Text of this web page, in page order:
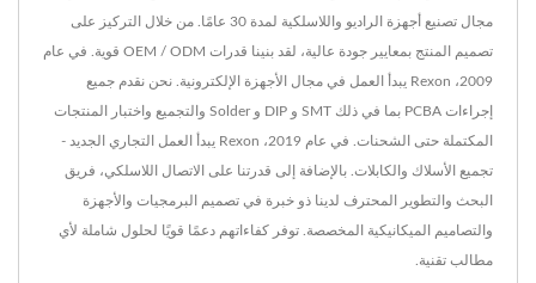
مجال تصنيع أجهزة الراديو واللاسلكية لمدة 30 عامًا. من خلال التركيز على
تصميم المنتج بمعايير جودة عالية، لقد بنينا قدرات OEM / ODM قوية. في عام
2009، Rexon يبدأ العمل في مجال الأجهزة الإلكترونية. نحن نقدم جميع
إجراءات PCBA بما في ذلك SMT و DIP و Solder والتجميع واختبار المنتجات
المكتملة حتى الشحنات. في عام 2019، Rexon يبدأ العمل التجاري الجديد -
تجميع الأسلاك والكابلات. بالإضافة إلى قدرتنا على الاتصال اللاسلكي، فريق
البحث والتطوير المحترف لدينا ذو خبرة في تصميم البرمجيات والأجهزة
والتصاميم الميكانيكية المخصصة. توفر كفاءاتهم دعمًا قويًا لحلول شاملة لأي
مطالب تقنية.